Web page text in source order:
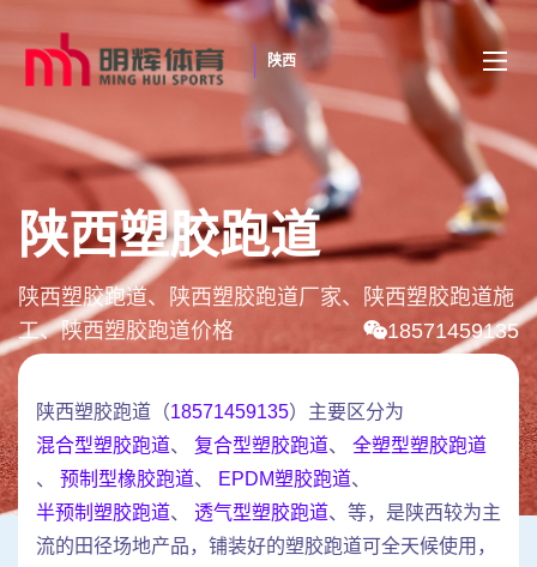
陕西
陕西塑胶跑道
陕西塑胶跑道、陕西塑胶跑道厂家、陕西塑胶跑道施
工、陕西塑胶跑道价格
18571459135
陕西塑胶跑道（18571459135）主要区分为
混合型塑胶跑道、 复合型塑胶跑道、 全塑型塑胶跑道
、 预制型橡胶跑道、 EPDM塑胶跑道、
半预制塑胶跑道、 透气型塑胶跑道、等，是陕西较为主
流的田径场地产品，铺装好的塑胶跑道可全天候使用，